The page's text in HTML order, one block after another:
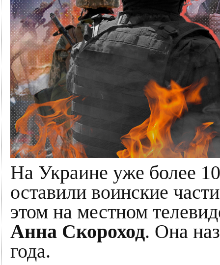
На Украине уже более
оставили воинские
этом на местном
Анна Скороход. Она
года.